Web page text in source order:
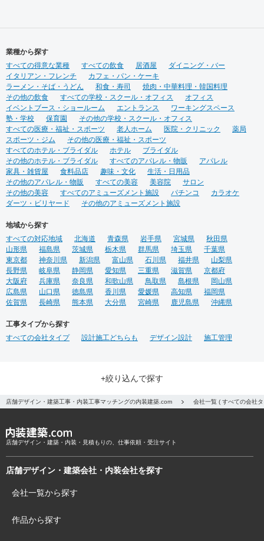
業種から探す
すべての得意な業種
すべての飲食 居酒屋
ダイニング・バー
イタリアン・フレンチ
カフェ・パン・ケーキ
ラーメン・そば・うどん
和食・寿司
焼肉・中華料理・韓国料理
その他の飲食
すべての学校・スクール・オフィス
オフィス
イベントブース・ショールーム
エントランス
ワーキングスペース
塾・学校
保育園
その他の学校・スクール・オフィス
すべての医療・福祉・スポーツ
老人ホーム 医院・クリニック
薬局
スポーツ・ジム
その他の医療・福祉・スポーツ
すべてのホテル・ブライダル
ホテル
ブライダル
その他のホテル・ブライダル
すべてのアパレル・物販
アパレル
家具・雑貨屋
食料品店 趣味・文化
生活・日用品
その他のアパレル・物販
すべての美容 美容院
サロン
その他の美容
すべてのアミューズメント施設 パチンコ
カラオケ
ダーツ・ビリヤード
その他のアミューズメント施設
地域から探す
すべての対応地域
北海道 青森県 岩手県 宮城県
秋田県
山形県
福島県 茨城県 栃木県 群馬県 埼玉県
千葉県
東京都
神奈川県 新潟県 富山県 石川県 福井県
山梨県
長野県
岐阜県 静岡県 愛知県 三重県 滋賀県
京都府
大阪府
兵庫県 奈良県 和歌山県 鳥取県 島根県
岡山県
広島県
山口県 徳島県 香川県 愛媛県 高知県
福岡県
佐賀県
長崎県 熊本県 大分県 宮崎県 鹿児島県 沖縄県
工事タイプから探す
すべての会社タイプ
設計施工どちらも デザイン設計 施工管理
+絞り込んで探す
店舗デザイン・建築工事・内装工事マッチングの内装建築.com 会社一覧 ( すべての会社
店舗デザイン・建築・内装・見積もりの、仕事依頼・受注サイト
店舗デザイン・建築会社・内装会社を探す
会社一覧から探す
作品から探す